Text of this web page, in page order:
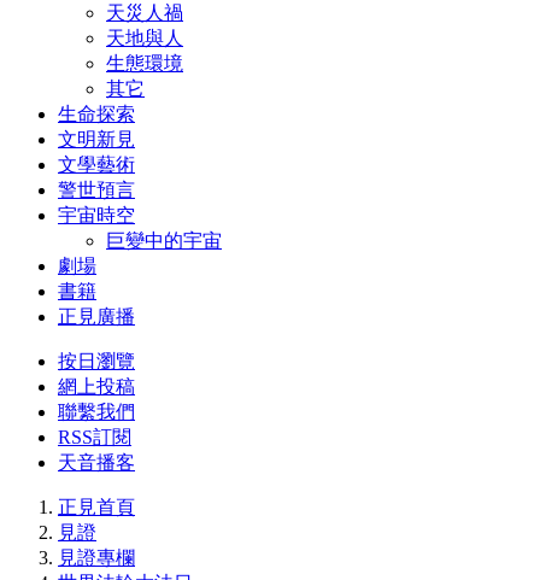
天災人禍
天地與人
生態環境
其它
生命探索
文明新見
文學藝術
警世預言
宇宙時空
巨變中的宇宙
劇場
書籍
正見廣播
按日瀏覽
網上投稿
聯繫我們
RSS訂閱
天音播客
正見首頁
見證
見證專欄